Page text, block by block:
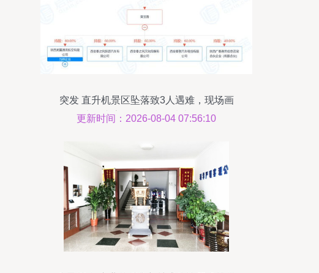
突发 直升机景区坠落致3人遇难，现场画
面曝光，专家解读销售及技术咨询风险
更新时间：2026-08-04 07:56:10